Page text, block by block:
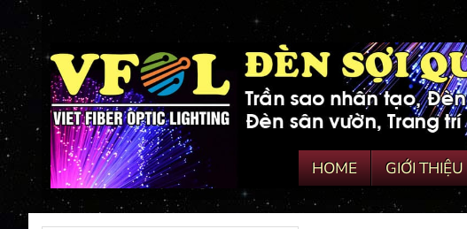
HOME GIỚI THIỆU